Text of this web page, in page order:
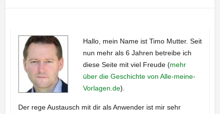
Hallo, mein Name ist Timo Mutter. Seit
nun mehr als 6 Jahren betreibe ich
diese Seite mit viel Freude (mehr
über die Geschichte von Alle-meine-
Vorlagen.de).
Der rege Austausch mit dir als Anwender ist mir sehr